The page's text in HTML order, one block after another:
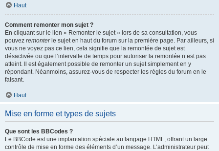
Haut
Comment remonter mon sujet ?
En cliquant sur le lien « Remonter le sujet » lors de sa consultation, vous
pouvez remonterle sujet en haut du forum sur la première page. Par ailleurs, si
vous ne voyez pas ce lien, cela signifie que la remontée de sujet est
désactivée ou que l’intervalle de temps pour autoriser la remontée n’est pas
atteint. Il est également possible de remonter un sujet simplement en y
répondant. Néanmoins, assurez-vous de respecter les règles du forum en le
faisant.
Haut
Mise en forme et types de sujets
Que sont les BBCodes ?
Le BBCode est une implantation spéciale au langage HTML, offrant un large
contrôle de mise en forme des éléments d’un message. L’administrateur peut